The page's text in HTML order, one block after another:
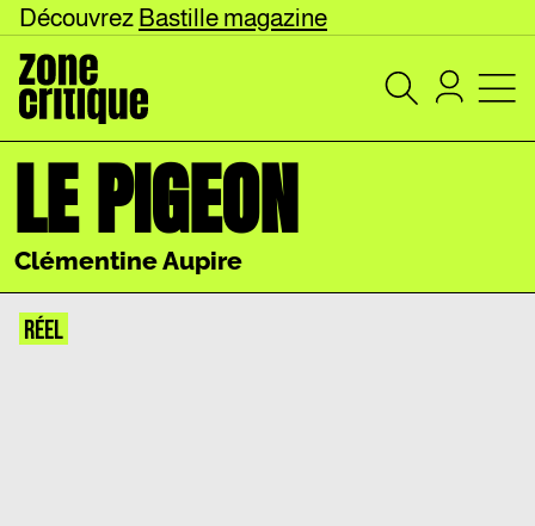
Découvrez Bastille magazine
LE PIGEON
Clémentine Aupire
RÉEL